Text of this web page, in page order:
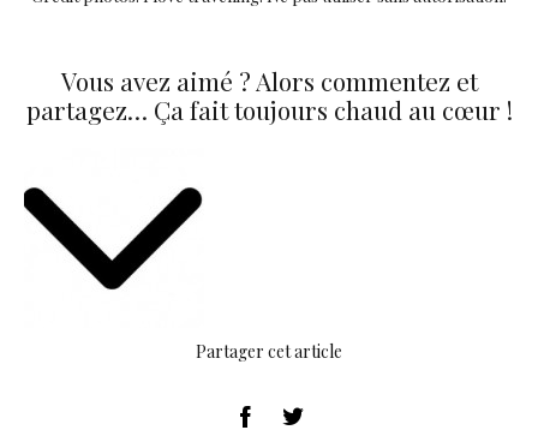
Vous avez aimé ? Alors commentez et
partagez… Ça fait toujours chaud au cœur !
Partager cet article